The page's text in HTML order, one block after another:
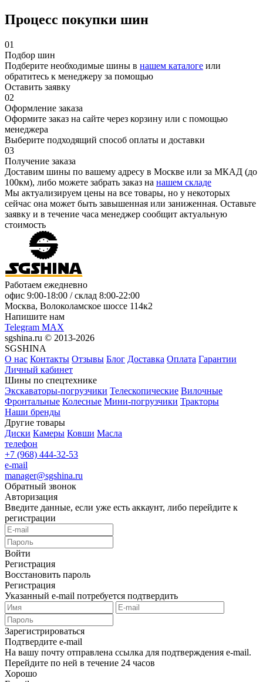
Процесс покупки шин
01
Подбор шин
Подберите необходимые шины в нашем каталоге или
обратитесь к менеджеру за помощью
Оставить заявку
02
Оформление заказа
Оформите заказ на сайте через корзину или с помощью
менеджера
Выберите подходящий способ оплаты и доставки
03
Получение заказа
Доставим шины по вашему адресу в Москве или за МКАД (до
100км), либо можете забрать заказ на нашем складе
Мы актуализируем цены на все товары, но у некоторых
сейчас она может быть завышенная или заниженная. Оставьте
заявку и в течение часа менеджер сообщит актуальную
стоимость
Работаем ежедневно
офис 9:00-18:00 / склад 8:00-22:00
Москва, Волоколамское шоссе 114к2
Напишите нам
Telegram MAX
sgshina.ru © 2013-2026
SGSHINA
О нас Контакты Отзывы Блог Доставка Оплата Гарантии
Личный кабинет
Шины по спецтехнике
Экскаваторы-погрузчики Телескопические Вилочные
Фронтальные Колесные Мини-погрузчики Тракторы
Наши бренды
Другие товары
Диски Камеры Ковши Масла
телефон
+7 (968) 444-32-53
e-mail
manager@sgshina.ru
Обратный звонок
Авторизация
Введите данные, если уже есть аккаунт, либо перейдите к
регистрации
Войти
Регистрация
Восстановить пароль
Регистрация
Указанный e-mail потребуется подтвердить
Зарегистрироваться
Подтвердите e-mail
На вашу почту отправлена ссылка для подтверждения e-mail.
Перейдите по ней в течение 24 часов
Хорошо